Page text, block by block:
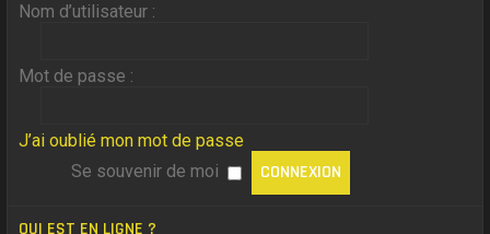
Nom d’utilisateur :
Mot de passe :
J’ai oublié mon mot de passe
Se souvenir de moi
QUI EST EN LIGNE ?